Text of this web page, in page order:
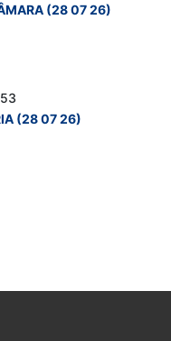
(28 07 26)
(28 07 26)